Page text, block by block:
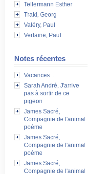
Tellermann Esther
Trakl, Georg
Valéry, Paul
Verlaine, Paul
Notes récentes
Vacances...
Sarah André, J'arrive
pas à sortir de ce
pigeon
James Sacré,
Compagnie de l'animal
poème
James Sacré,
Compagnie de l'animal
poème
James Sacré,
Compagnie de l'animal